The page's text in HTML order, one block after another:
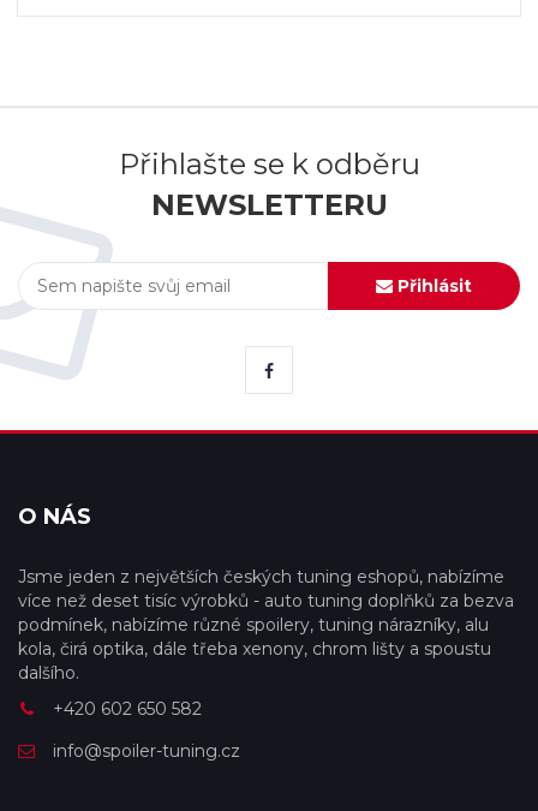
Přihlašte se k odběru
NEWSLETTERU
Přihlásit
O NÁS
Jsme jeden z největších českých tuning eshopů, nabízíme
více než deset tisíc výrobků - auto tuning doplňků za bezva
podmínek, nabízíme různé spoilery, tuning nárazníky, alu
kola, čirá optika, dále třeba xenony, chrom lišty a spoustu
dalšího.
+420 602 650 582
info@spoiler-tuning.cz